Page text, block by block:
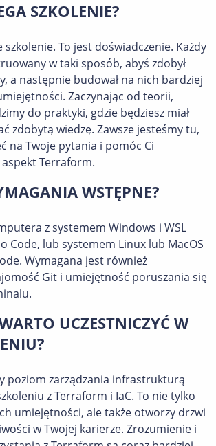
SZKOLENIE?
szkolenie. To jest doświadczenie. Każdy
w taki sposób, abyś zdobył
a następnie budował na nich bardziej
Zaczynając od teorii,
do praktyki, gdzie będziesz miał
zdobytą wiedzę. Zawsze jesteśmy tu,
na Twoje pytania i pomóc Ci
Terraform.
WSTĘPNE?
z systemem Windows i WSL
Code, lub systemem Linux lub MacOS
Wymagana jest również
Git i umiejętność poruszania się
UCZESTNICZYĆ W
poziom zarządzania infrastrukturą
z Terraform i IaC. To nie tylko
umiejętności, ale także otworzy drzwi
w Twojej karierze. Zrozumienie i